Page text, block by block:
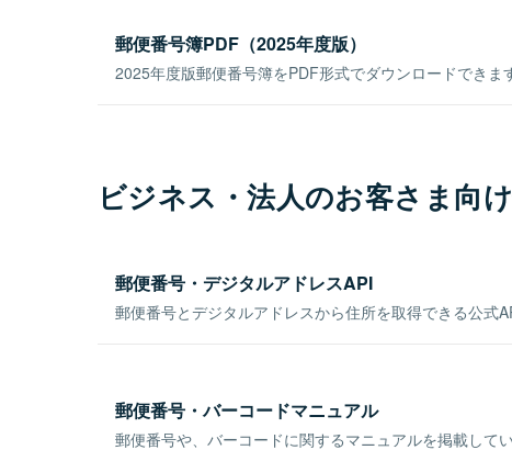
郵便番号簿PDF（2025年度版）
2025年度版郵便番号簿をPDF形式でダウンロードできま
ビジネス・法人のお客さま向
郵便番号・デジタルアドレスAPI
郵便番号とデジタルアドレスから住所を取得できる公式
郵便番号・バーコードマニュアル
郵便番号や、バーコードに関するマニュアルを掲載してい